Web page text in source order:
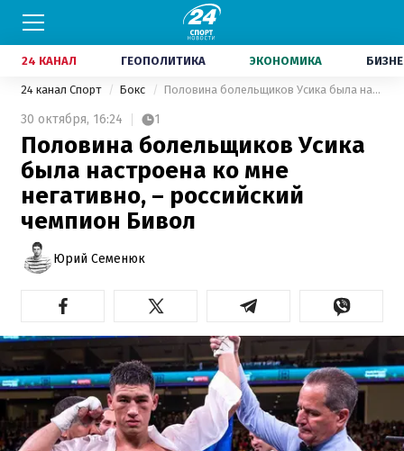
24 КАНАЛ ГЕОПОЛИТИКА ЭКОНОМИКА
24 канал Спорт Бокс Половина болельщиков Усика была настроена ко мне негативно, – российский чемпион Бивол
30 октября, 16:24 1
Половина болельщиков Усика
была настроена ко мне
негативно, – российский
чемпион Бивол
Юрий Семенюк